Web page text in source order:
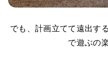
でも、計画立てて遠出す
で遊ぶの